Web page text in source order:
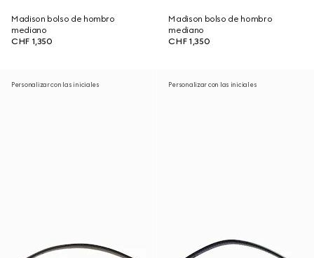
Madison bolso de hombro
mediano
CHF 1,350
Madison bolso de hombro
mediano
CHF 1,350
Personalizar con las iniciales Personalizar con las iniciales